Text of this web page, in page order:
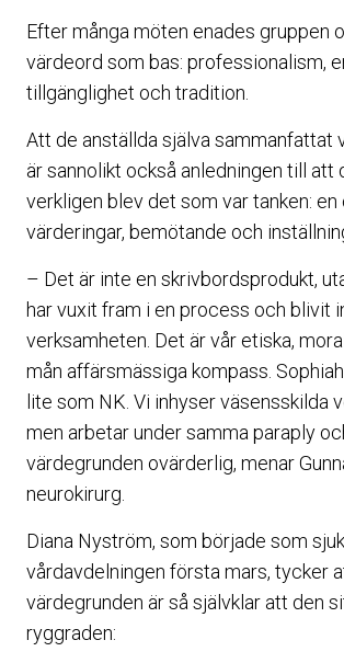
Efter många möten enades gruppen
värdeord som bas: professionalism,
tillgänglighet och tradition.
Att de anställda själva sammanfattat
är sannolikt också anledningen till att
verkligen blev det som var tanken:
värderingar, bemötande och
– Det är inte en skrivbordsprodukt,
har vuxit fram i en process och blivit
verksamheten. Det är vår etiska,
mån affärsmässiga kompass.
lite som NK. Vi inhyser väsensskilda
men arbetar under samma paraply
värdegrunden ovärderlig, menar
neurokirurg.
Diana Nyström, som började som
vårdavdelningen första mars, tycker
värdegrunden är så självklar att den
ryggraden: